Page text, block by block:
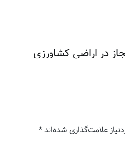
غیرمجاز در اراضی کشاورزی
علامت‌گذاری شده‌اند*